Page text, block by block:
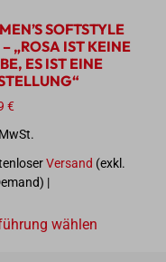
SOFTSTYLE
„ROSA IST KEINE
ES IST EINE
€
Versand (exkl.
|
wählen